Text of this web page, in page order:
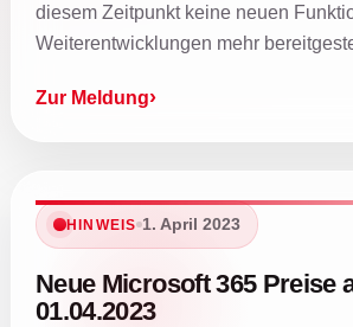
diesem Zeitpunkt keine neuen
Weiterentwicklungen mehr
Zur Meldung
HINWEIS 1. April 2023
Neue Microsoft 365 Preise
01.04.2023